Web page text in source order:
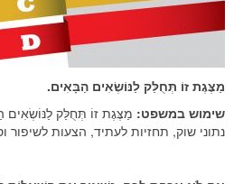
מַצֶּגֶת זוֹ תְּחֻלַּק לַנּוֹשְׂאִים הַבָּאִים.
שימוש במשפט: מַצֶּגֶת זוֹ תְּחֻלַּק
נתוני שוק, תחזיות לעתיד, הצעות לשיפור